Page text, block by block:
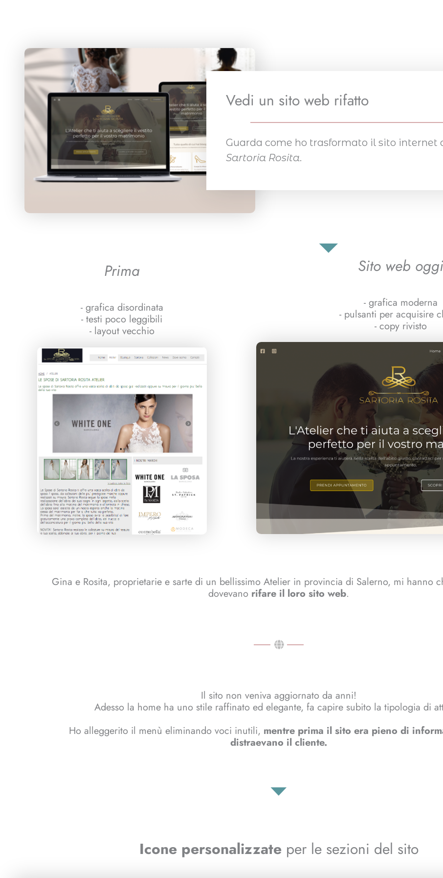
Vedi un sito web rifatto
Guarda come ho trasformato il sito internet
Sartoria Rosita.
Prima
- grafica disordinata
- testi poco leggibili
- layout vecchio
Sito web oggi
- grafica moderna
- pulsanti per acquisire
- copy rivisto
Gina e Rosita, proprietarie e sarte di un bellissimo Atelier in provincia di Salerno, mi hanno
dovevano rifare il loro sito web.
Il sito non veniva aggiornato da anni!
Adesso la home ha uno stile raffinato ed elegante, fa capire subito la tipologia di
Ho alleggerito il menù eliminando voci inutili, mentre prima il sito era pieno di
distraevano il cliente.
Icone personalizzate per le sezioni del sito